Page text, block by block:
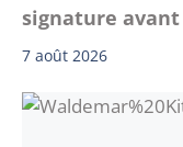
signature avant
7 août 2026